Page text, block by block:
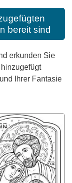
bereit sind
erkunden Sie
Ihrer Fantasie